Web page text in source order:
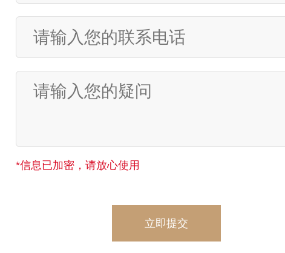
*信息已加密，请放心使用
立即提交